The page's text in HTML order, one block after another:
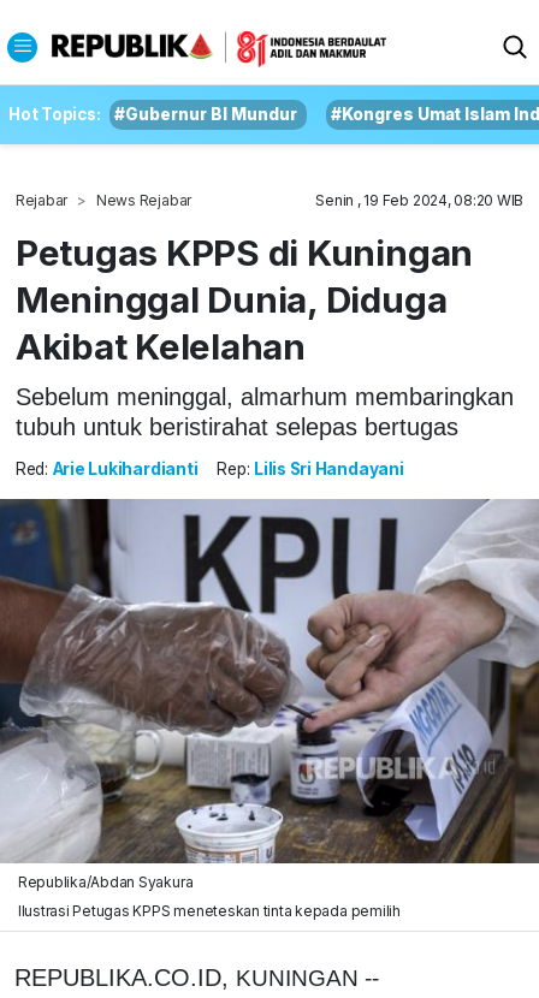
Hot Topics: #Gubernur BI Mundur #Kongres Umat Islam
Rejabar News Rejabar Senin , 19 Feb 2024, 08:20 WIB
Petugas KPPS di Kuningan
Meninggal Dunia, Diduga
Akibat Kelelahan
Sebelum meninggal, almarhum membaringkan
tubuh untuk beristirahat selepas bertugas
Red: Arie Lukihardianti Rep: Lilis Sri Handayani
Republika/Abdan Syakura
Ilustrasi Petugas KPPS meneteskan tinta kepada pemilih
REPUBLIKA.CO.ID, KUNINGAN --